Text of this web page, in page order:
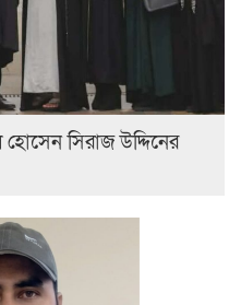
হোসেন সিরাজ উদ্দিনের